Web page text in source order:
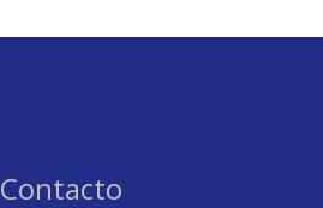
Contacto